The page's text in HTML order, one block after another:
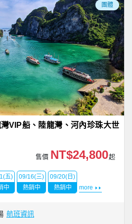
團體
VIP船、陸龍灣、河內珍珠大世
售價 NT$24,800起
五)
中
09/16(三)
熱銷中
09/20(日)
熱銷中
more
航班資訊